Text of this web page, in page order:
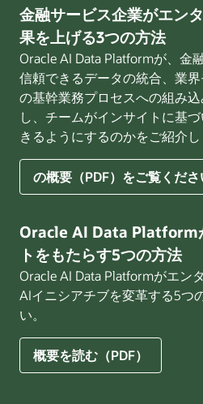
ネ
ス
に
適
し
た
AI
を
築
す
た
め
の
ソ
リ
ュ
シ
ョ
金融サービス企業がエン
果を上げる3つの方法
Oracle AI Data Platformが、金
信頼できるデータの統合、業
の基幹業務プロセスへの組み
し、チームがインサイトに基
きるようにするのかをご紹介し
エ
ン
ー
プ
ラ
イ
ズ
AI
が
金
融
の概要（PDF）をご覧くださ
Oracle AI Data Platform
トをもたらす5つの方法
Oracle AI Data Platformがエン
AIイニシアチブを変革する5つ
い。
概要を読む（PDF）
Oracle
AI